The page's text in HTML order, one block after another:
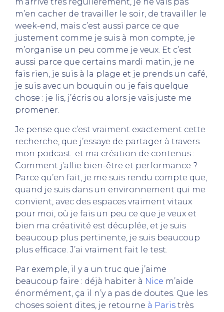
m’en cacher de travailler le soir, de travailler le
week-end, mais c’est aussi parce ce que
justement comme je suis à mon compte, je
m’organise un peu comme je veux. Et c’est
aussi parce que certains mardi matin, je ne
fais rien, je suis à la plage et je prends un café,
je suis avec un bouquin ou je fais quelque
chose : je lis, j’écris ou alors je vais juste me
promener.
Je pense que c’est vraiment exactement cette
recherche, que j’essaye de partager à travers
mon podcast et ma création de contenus :
Comment j’allie bien-être et performance ?
Parce qu’en fait, je me suis rendu compte que,
quand je suis dans un environnement qui me
convient, avec des espaces vraiment vitaux
pour moi, où je fais un peu ce que je veux et
bien ma créativité est décuplée, et je suis
beaucoup plus pertinente, je suis beaucoup
plus efficace. J’ai vraiment fait le test.
Par exemple, il y a un truc que j’aime
beaucoup faire : déjà habiter à Nice m’aide
énormément, ça il n’y a pas de doutes. Que les
choses soient dites, je retourne à Paris très